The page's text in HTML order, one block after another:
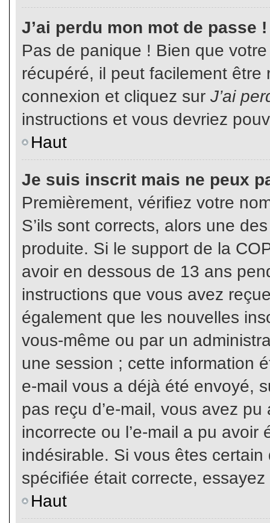
J’ai perdu mon mot de passe !
Pas de panique ! Bien que
récupéré, il peut facilement
connexion et cliquez sur J’ai
instructions et vous devriez
Haut
Je suis inscrit mais ne peux
Premièrement, vérifiez votre
S’ils sont corrects, alors une
produite. Si le support de la
avoir en dessous de 13 ans
instructions que vous avez
également que les nouvelles
vous-même ou par un
une session ; cette information
e-mail vous a déjà été envoyé,
pas reçu d’e-mail, vous avez
incorrecte ou l’e-mail a pu
indésirable. Si vous êtes
spécifiée était correcte,
Haut